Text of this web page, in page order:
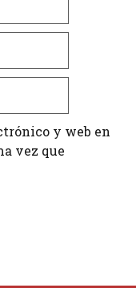
y web en
vez que